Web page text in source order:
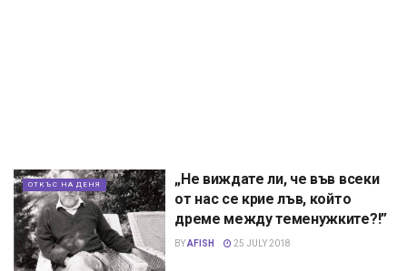
ОТКЪС НА ДЕНЯ
„Не виждате ли, че във всеки
от нас се крие лъв, който
дреме между теменужките?!”
BYAFISH 25 JULY 2018